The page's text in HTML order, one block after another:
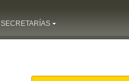
SECRETARÍAS